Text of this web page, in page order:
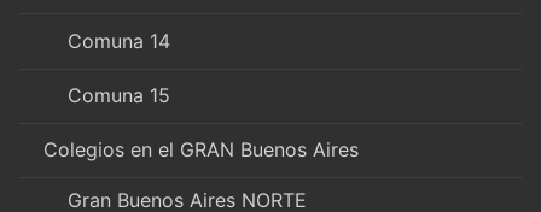
Comuna 14
Comuna 15
Colegios en el GRAN Buenos Aires
Gran Buenos Aires NORTE